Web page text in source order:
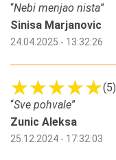
“Nebi menjao nista”
Sinisa Marjanovic
24.04.2025 - 13:32:26
(5)
“Sve pohvale”
Zunic Aleksa
25.12.2024 - 17:32:03